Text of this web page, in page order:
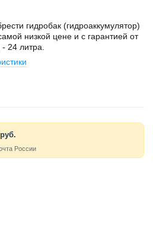
гидробак (гидроаккумулятор)
низкой цене и с гарантией от
24 литра.
России